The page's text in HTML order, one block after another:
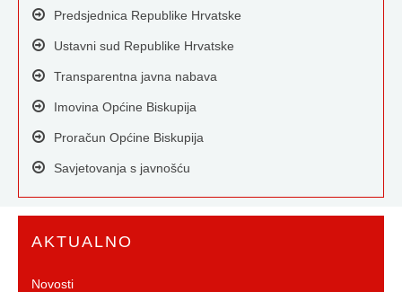
Predsjednica Republike Hrvatske
Ustavni sud Republike Hrvatske
Transparentna javna nabava
Imovina Općine Biskupija
Proračun Općine Biskupija
Savjetovanja s javnošću
AKTUALNO
Novosti